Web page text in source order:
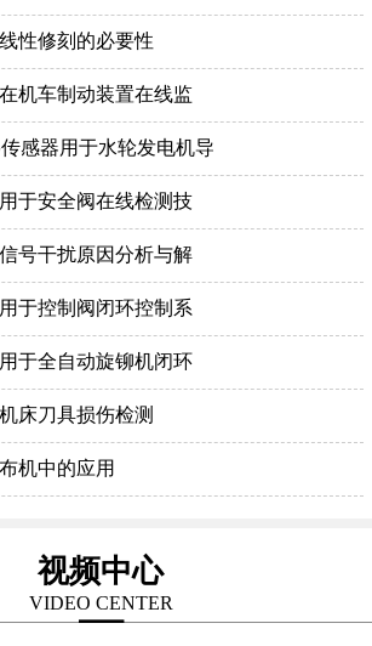
性修刻的必要性
机车制动装置在线监
感器用于水轮发电机导
于安全阀在线检测技
号干扰原因分析与解
于控制阀闭环控制系
于全自动旋铆机闭环
床刀具损伤检测
机中的应用
视频中心
VIDEO CENTER